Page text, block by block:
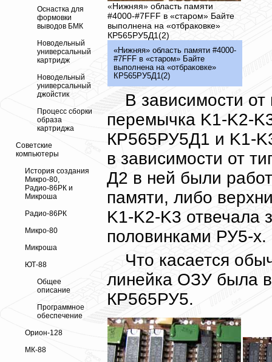
Оснастка для
формовки
выводов БМК
Новодельный
универсальный
картридж
Новодельный
универсальный
джойстик
Процесс сборки
образа
картриджа
Советские
компьютеры
История создания
Микро-80,
Радио-86РК и
Микроша
Радио-86РК
Микро-80
Микроша
ЮТ-88
Общее
описание
Программное
обеспечение
Орион-128
МК-88
«Нижняя» область памяти
#4000-#7FFF в «старом» Байте
выполнена на «отбраковке»
КР565РУ5Д1(2)
«Нижняя» область памяти #4000-
#7FFF в «старом» Байте
выполнена на «отбраковке»
КР565РУ5Д1(2)
В зависимости от
перемычка K1-K2-
КР565РУ5Д1 и K1-
в зависимости от
Д2 в ней были
памяти, либо
K1-K2-K3 отвечала
половинками РУ5-х.
Что касается
линейка ОЗУ была
КР565РУ5.